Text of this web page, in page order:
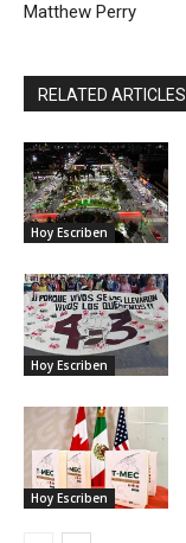
Matthew Perry
RELATED ARTICLES
Hoy Escriben
Hoy Escriben
Hoy Escriben